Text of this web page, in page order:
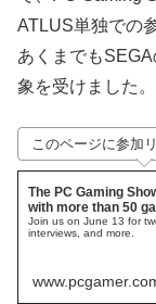
ATLUS単独での
あくまでも
象を受けました。
このページに参加
The PC Gaming
with more than 50
Join us on June 13 for
interviews, and more.